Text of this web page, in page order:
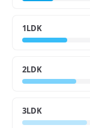
1LDK
2LDK
3LDK